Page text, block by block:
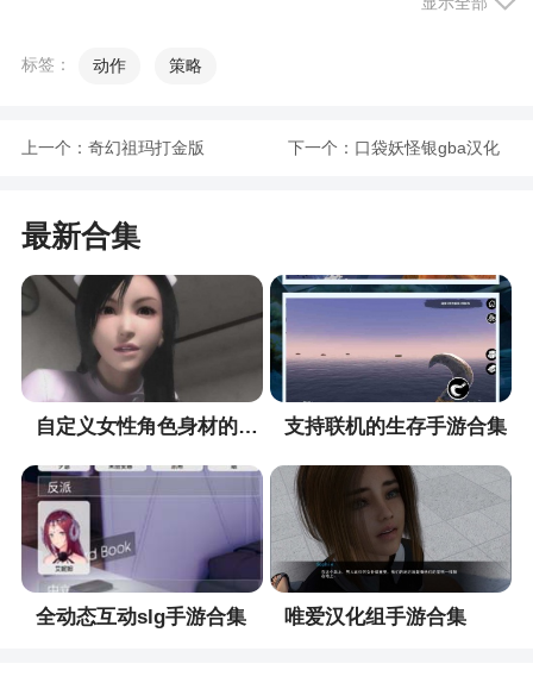
1、奥特曼终极英雄是一款奥特曼决斗的冒险挑
戏生存，多种英雄人物的选择，选择你的奥特曼来
2、奥特曼终极英雄是一款非常好玩的经典奥特
曼题材的动作闯关游戏，游戏融入了精彩的剧情故
事和丰富的游戏副本，在奥特曼终极英雄中，玩家
将化身奥特曼，召集伙伴，一路闯关战斗，消灭怪
兽，守护城市安全
3、奥特曼终极英雄，挑战，生存，冒险战斗随
时随刻都会打响，这里只有无休止的战斗。邀请你
的朋友们一起战斗吧，与你的小伙伴们自由比拼，
谁才是最强存在，卡通的游戏画面。在这里解锁更
多奥特曼的形态，丰富的游戏任务，收集更多奥特
曼卡组
标签： 动作 策略
上一个： 奇幻祖玛打金版 下一个： 口袋妖怪银gba汉化
最新合集
自定义女性角色身材的手游合集 支持联机的生存手游合集
全动态互动slg手游合集 唯爱汉化组手游合集